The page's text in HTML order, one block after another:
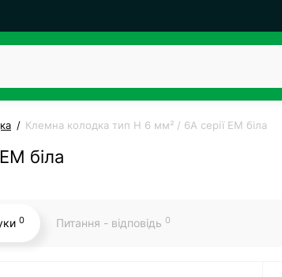
Клемна колодка тип Н 6 мм² / 6А серії ЕМ біла
біла
0 Питання - відповідь 0